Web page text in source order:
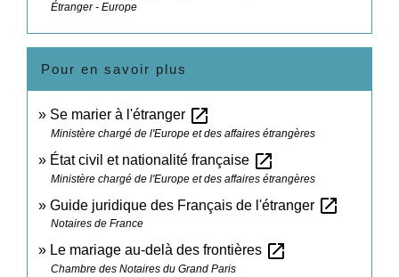
Étranger - Europe
Pour en savoir plus
Se marier à l'étranger open_in_new
Ministère chargé de l'Europe et des affaires étrangères
État civil et nationalité française open_in_new
Ministère chargé de l'Europe et des affaires étrangères
Guide juridique des Français de l'étranger open_in_new
Notaires de France
Le mariage au-delà des frontières open_in_new
Chambre des Notaires du Grand Paris